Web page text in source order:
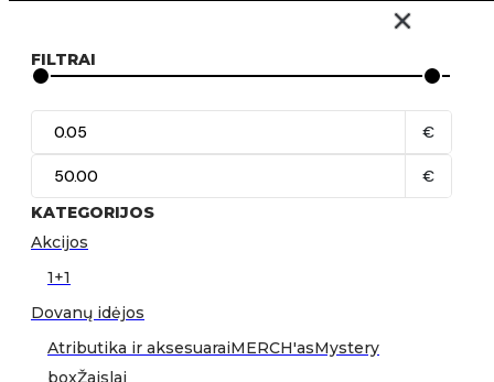
FILTRAI
€
€
KATEGORIJOS
Akcijos
1+1
Dovanų idėjos
Atributika ir aksesuaraiMERCH'asMystery
boxŽaislai